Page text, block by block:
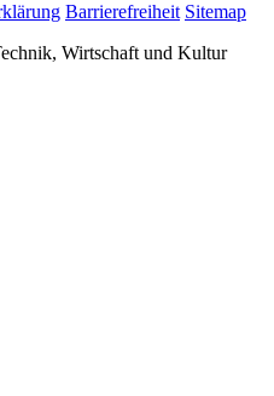
Barrierefreiheit Sitemap
Wirtschaft und Kultur